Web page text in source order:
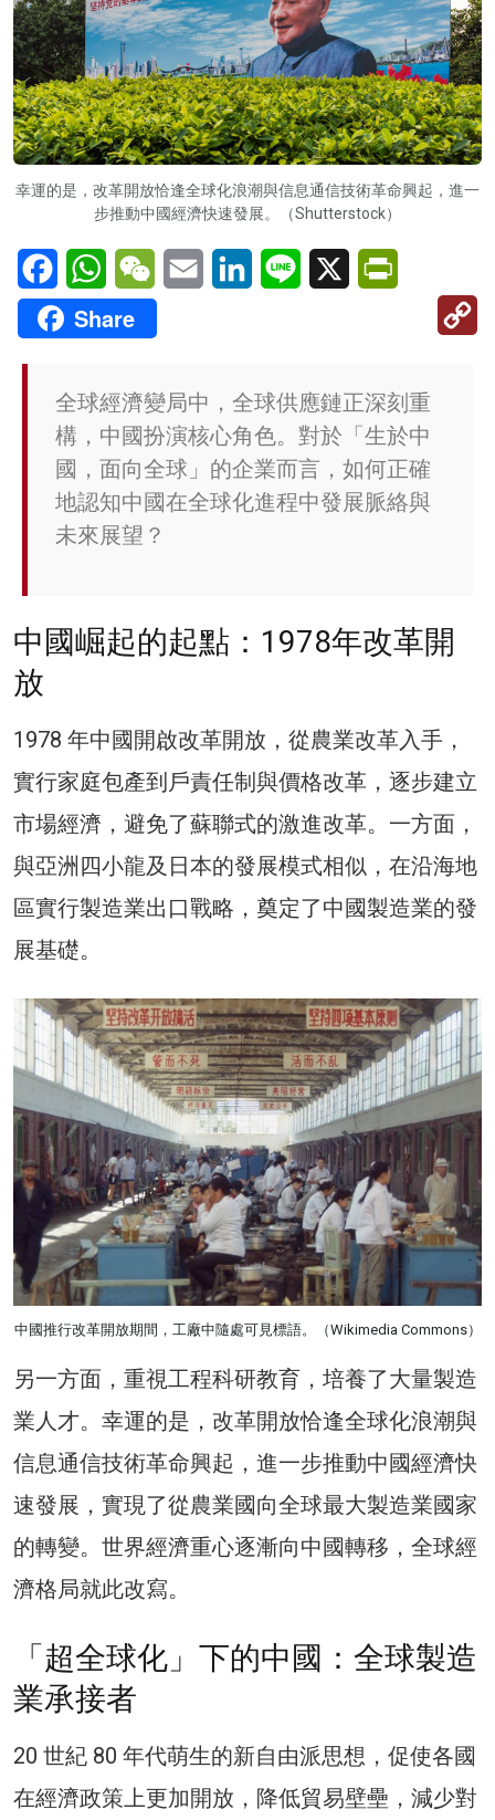
幸運的是，改革開放恰逢全球化浪潮與信息通信技術革命興起，進一
步推動中國經濟快速發展。（Shutterstock）
FacebookWhatsAppWeChatEmail LinkedInLine X
Share
全球經濟變局中，全球供應鏈正深刻重
構，中國扮演核心角色。對於「生於中
國，面向全球」的企業而言，如何正確
地認知中國在全球化進程中發展脈絡與
未來展望？
中國崛起的起點：1978年改革開
放
1978 年中國開啟改革開放，從農業改革入手，
實行家庭包產到戶責任制與價格改革，逐步建立
市場經濟，避免了蘇聯式的激進改革。一方面，
與亞洲四小龍及日本的發展模式相似，在沿海地
區實行製造業出口戰略，奠定了中國製造業的發
展基礎。
中國推行改革開放期間，工廠中隨處可見標語。（Wikimedia Commons）
另一方面，重視工程科研教育，培養了大量製造
業人才。幸運的是，改革開放恰逢全球化浪潮與
信息通信技術革命興起，進一步推動中國經濟快
速發展，實現了從農業國向全球最大製造業國家
的轉變。世界經濟重心逐漸向中國轉移，全球經
濟格局就此改寫。
「超全球化」下的中國：全球製造
業承接者
20 世紀 80 年代萌生的新自由派思想，促使各國
在經濟政策上更加開放，降低貿易壁壘，減少對